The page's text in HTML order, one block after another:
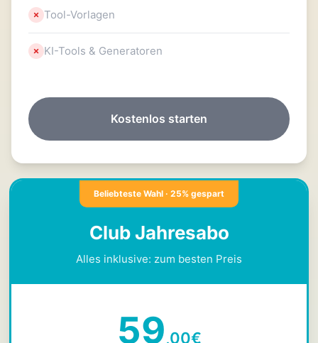
Tool-Vorlagen
KI-Tools & Generatoren
Kostenlos starten
Beliebteste Wahl · 25% gespart
Club Jahresabo
Alles inklusive: zum besten Preis
59,00€